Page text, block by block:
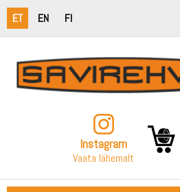
ET EN FI
Instagram
Vaata lähemalt